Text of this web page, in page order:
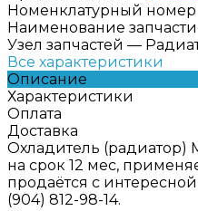
Номенклатурный номер
Наименование запчасти
Узел запчастей —
Все характеристики
Описание
Характеристики
Оплата
Доставка
Охладитель (радиатор)
на срок 12 мес,
продаётся с
(904) 812-98-14.